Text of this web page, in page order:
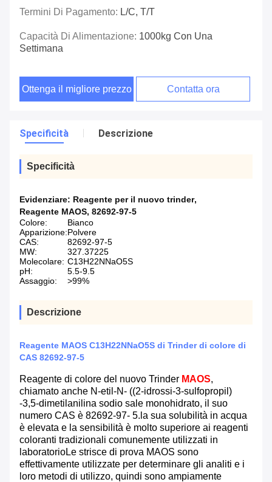
Termini Di Pagamento: L/C, T/T
Capacità Di Alimentazione: 1000kg Con Una
Settimana
Ottenga il migliore prezzo Contatta ora
Specificità Descrizione
Specificità
Evidenziare: Reagente per il nuovo trinder,
Reagente MAOS, 82692-97-5
Colore:
Bianco
Apparizione:Polvere
CAS:
82692-97-5
MW:
327.37225
Molecolare: C13H22NNaO5S
pH:
5.5-9.5
Assaggio:
>99%
Descrizione
Reagente MAOS C13H22NNaO5S di Trinder di colore di
CAS 82692-97-5
Reagente di colore del nuovo Trinder MAOS,
chiamato anche N-etil-N- ((2-idrossi-3-sulfopropil)
-3,5-dimetilanilina sodio sale monohidrato, il suo
numero CAS è 82692-97- 5.la sua solubilità in acqua
è elevata e la sensibilità è molto superiore ai reagenti
coloranti tradizionali comunemente utilizzati in
laboratorioLe strisce di prova MAOS sono
effettivamente utilizzate per determinare gli analiti e i
loro metodi di utilizzo, quindi sono ampiamente